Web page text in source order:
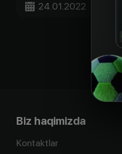
24.01.2022
Biz haqimizda
Kontaktlar